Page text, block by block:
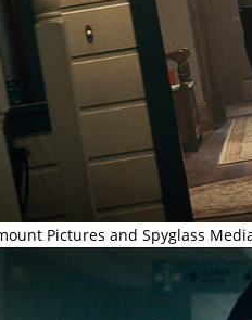
Pictures and Spyglass